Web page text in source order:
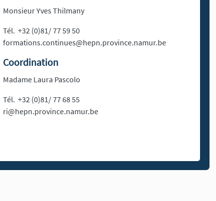
Monsieur Yves Thilmany
Tél. +32 (0)81/ 77 59 50
formations.continues@hepn.province.namur.be
Coordination
Madame Laura Pascolo
Tél. +32 (0)81/ 77 68 55
ri@hepn.province.namur.be